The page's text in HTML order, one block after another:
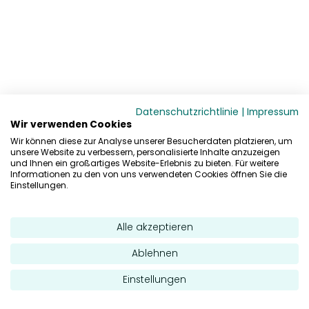
Datenschutzrichtlinie | Impressum
Wir verwenden Cookies
Wir können diese zur Analyse unserer Besucherdaten platzieren, um
unsere Website zu verbessern, personalisierte Inhalte anzuzeigen
und Ihnen ein großartiges Website-Erlebnis zu bieten. Für weitere
Informationen zu den von uns verwendeten Cookies öffnen Sie die
Einstellungen.
Alle akzeptieren
Ablehnen
Einstellungen